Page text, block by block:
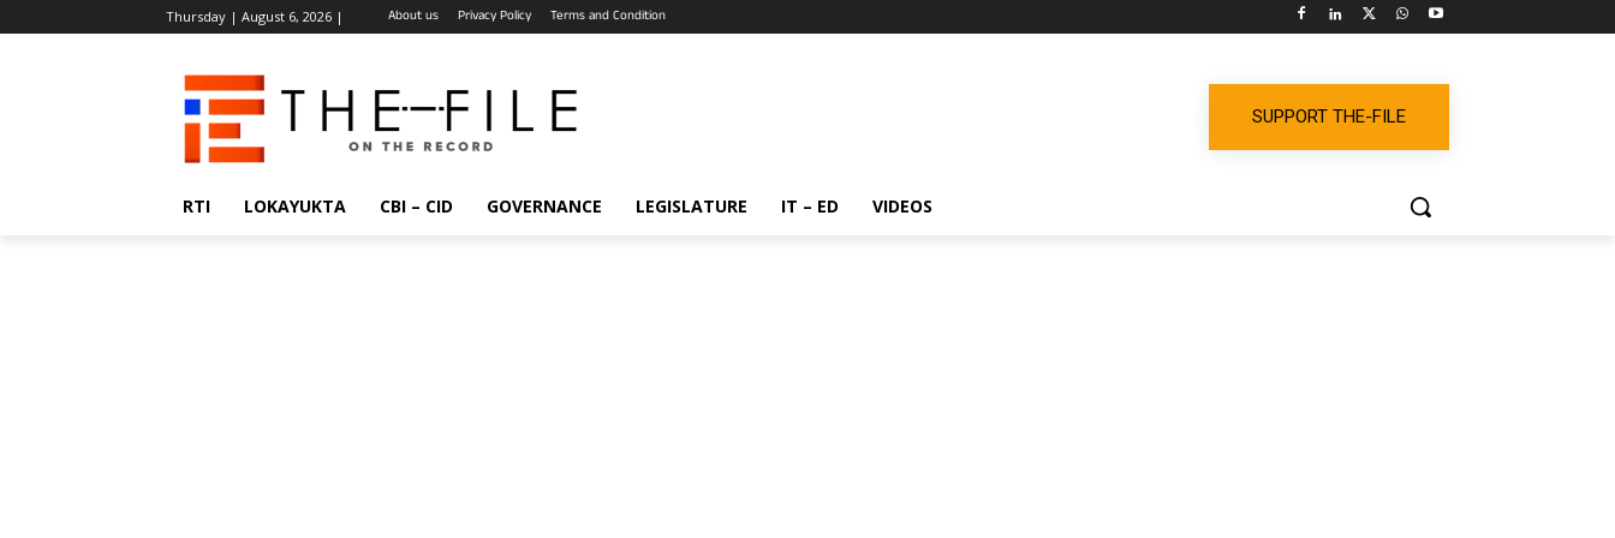
Thursday | August 6, 2026 | About us Privacy Policy Terms and Condition
SUPPORT THE-FILE
RTI LOKAYUKTA CBI – CID GOVERNANCE LEGISLATURE IT – ED VIDEOS